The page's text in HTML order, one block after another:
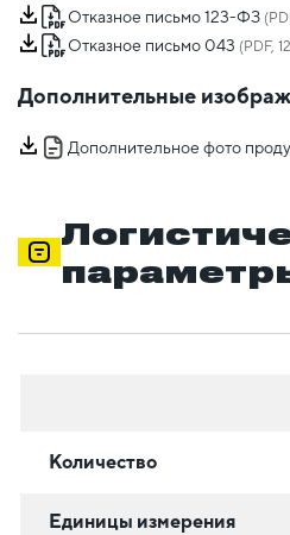
Отказное письмо 123-ФЗ
Отказное письмо 043 (PDF,
Дополнительные
Дополнительное фото
Количество
Единицы измерения